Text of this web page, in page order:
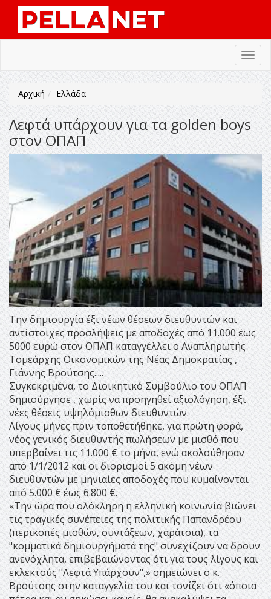
Αρχική Ελλάδα
Λεφτά υπάρχουν για τα golden boys
στον ΟΠΑΠ
Την δημιουργία έξι νέων θέσεων διευθυντών και
αντίστοιχες προσλήψεις με αποδοχές από 11.000 έως
5000 ευρώ στον ΟΠΑΠ καταγγέλλει ο Αναπληρωτής
Τομεάρχης Οικονομικών της Νέας Δημοκρατίας ,
Γιάννης Βρούτσης.....
Συγκεκριμένα, το Διοικητικό Συμβούλιο του ΟΠΑΠ
δημιούργησε , χωρίς να προηγηθεί αξιολόγηση, έξι
νέες θέσεις υψηλόμισθων διευθυντών.
Λίγους μήνες πριν τοποθετήθηκε, για πρώτη φορά,
νέος γενικός διευθυντής πωλήσεων με μισθό που
υπερβαίνει τις 11.000 € το μήνα, ενώ ακολούθησαν
από 1/1/2012 και οι διορισμοί 5 ακόμη νέων
διευθυντών με μηνιαίες αποδοχές που κυμαίνονται
από 5.000 € έως 6.800 €.
«Την ώρα που ολόκληρη η ελληνική κοινωνία βιώνει
τις τραγικές συνέπειες της πολιτικής Παπανδρέου
(περικοπές μισθών, συντάξεων, χαράτσια), τα
"κομματικά δημιουργήματά της" συνεχίζουν να δρουν
ανενόχλητα, επιβεβαιώνοντας ότι για τους λίγους και
εκλεκτούς "Λεφτά Υπάρχουν",» σημειώνει ο κ.
Βρούτσης στην καταγγελία του και τονίζει ότι «όποια